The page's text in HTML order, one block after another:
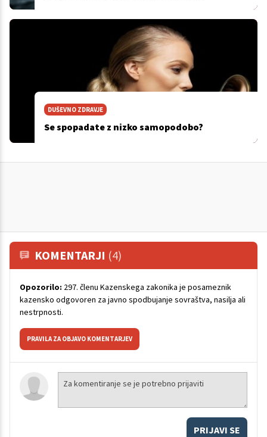
DUŠEVNO ZDRAVJE
Se spopadate z nizko samopodobo?
KOMENTARJI (4)
Opozorilo: 297. členu Kazenskega zakonika je posameznik
kazensko odgovoren za javno spodbujanje sovraštva, nasilja ali
nestrpnosti.
PRAVILA ZA OBJAVO KOMENTARJEV
PRIJAVI SE